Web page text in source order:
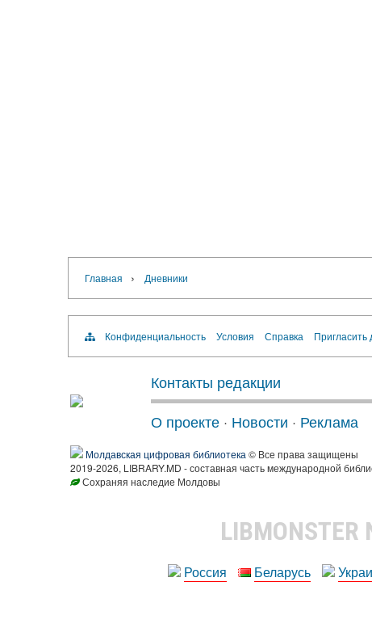
Главная › Дневники
Конфиденциальность Условия Справка Пригласить
Контакты редакции
О проекте · Новости · Реклама
Молдавская цифровая библиотека © Все права защищены
2019-2026, LIBRARY.MD - составная часть международной
Сохраняя наследие Молдовы
LIBMONSTER
Россия Беларусь